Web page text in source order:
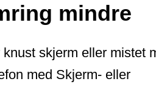
mindre
skjerm eller mistet
med Skjerm- eller